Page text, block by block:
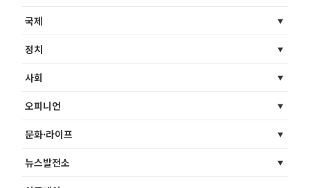
국제
정치
사회
오피니언
문화·라이프
뉴스발전소